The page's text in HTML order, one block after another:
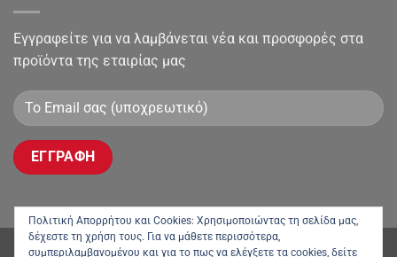
Εγγραφείτε για να λαμβάνεται νέα και προσφορές στα
προϊόντα της εταιρίας μας
Πολιτική Απορρήτου και Cookies: Χρησιμοποιώντας τη σελίδα μας,
δέχεστε τη χρήση τους. Για να μάθετε περισσότερα,
συμπεριλαμβανομένου και για το πως να ελέγξετε τα cookies, δείτε